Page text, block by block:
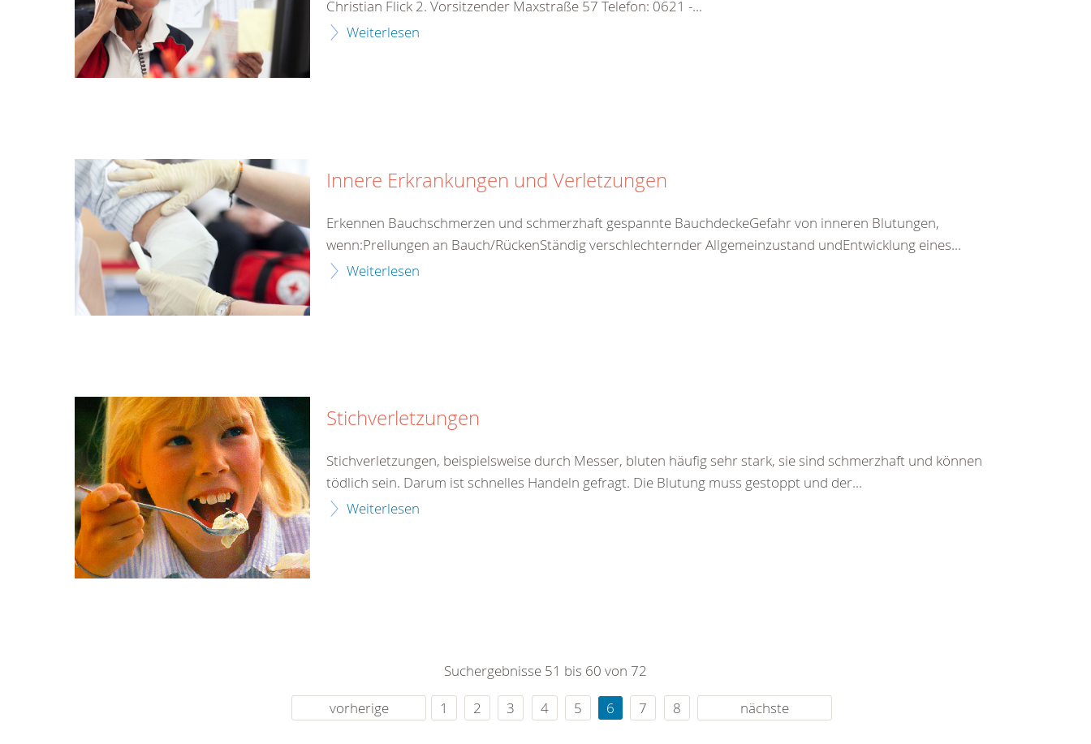
Christian Flick 2. Vorsitzender Maxstraße 57 Telefon: 0621 -...
Weiterlesen
Innere Erkrankungen und Verletzungen
Erkennen Bauchschmerzen und schmerzhaft gespannte BauchdeckeGefahr von inneren Blutungen,
wenn:Prellungen an Bauch/RückenStändig verschlechternder Allgemeinzustand undEntwicklung eines...
Weiterlesen
Stichverletzungen
Stichverletzungen, beispielsweise durch Messer, bluten häufig sehr stark, sie sind schmerzhaft und können
tödlich sein. Darum ist schnelles Handeln gefragt. Die Blutung muss gestoppt und der...
Weiterlesen
Suchergebnisse 51 bis 60 von 72
vorherige
1 2 3 4 5 6 7 8 nächste